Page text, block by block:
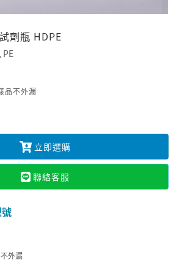
劑瓶 HDPE
品不外漏
立即選購
聯絡客服
外漏